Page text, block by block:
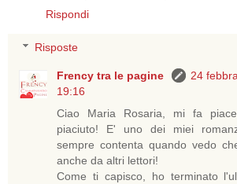
Rispondi
Risposte
Frency tra le pagine
24
19:16
Ciao Maria Rosaria, mi fa
piaciuto! E' uno dei miei
sempre contenta quando vedo
anche da altri lettori!
Come ti capisco, ho terminato